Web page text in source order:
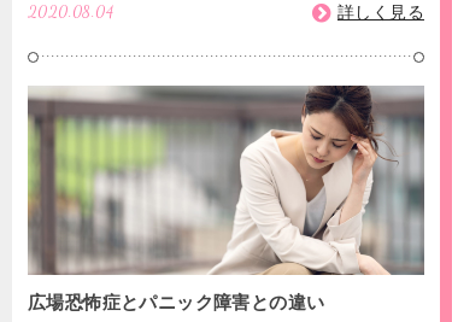
2020.08.04 詳しく見る
広場恐怖症とパニック障害との違い